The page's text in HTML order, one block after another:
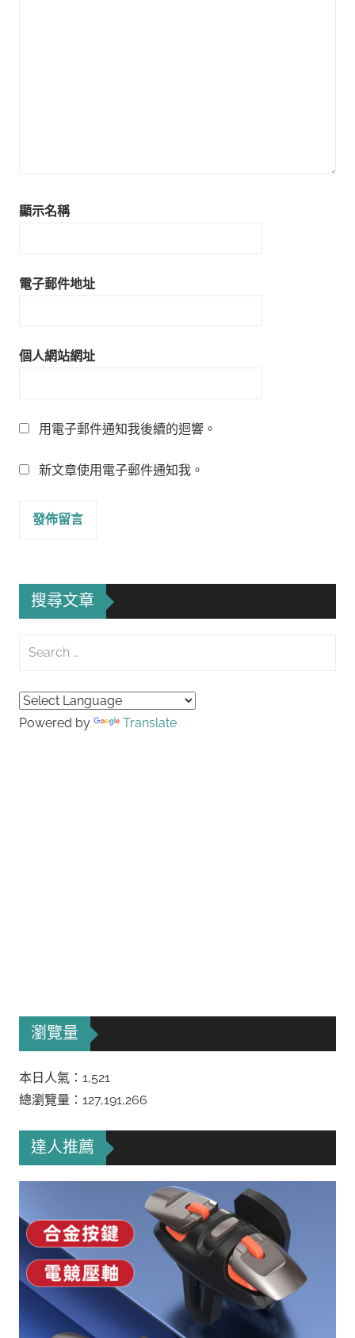
顯示名稱
電子郵件地址
個人網站網址
用電子郵件通知我後續的迴響。
新文章使用電子郵件通知我。
搜尋文章
Search
Powered by Translate
瀏覽量
本日人氣：1,521
總瀏覽量：127,191,266
達人推薦